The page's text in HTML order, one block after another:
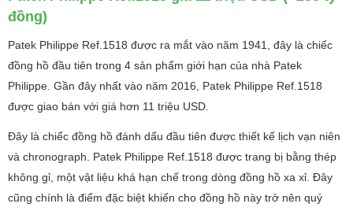
đồng)
Patek Philippe Ref.1518 được ra mắt vào năm 1941, đây là chiếc
đồng hồ đầu tiên trong 4 sản phẩm giới hạn của nhà Patek
Philippe. Gần đây nhất vào năm 2016, Patek Philippe Ref.1518
được giao bán với giá hơn 11 triệu USD.
Đây là chiếc đồng hồ đánh dấu đầu tiên được thiết kế lịch vạn niên
và chronograph. Patek Philippe Ref.1518 được trang bị bằng thép
không gỉ, một vật liệu khá hạn chế trong dòng đồng hồ xa xỉ. Đây
cũng chính là điểm đặc biệt khiến cho đồng hồ này trở nên quý